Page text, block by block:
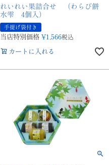
れいれい果詰合せ （わらび餅
水雫 4個入）
手提げ袋付き
当店特別価格 ¥1,566税込
カートに入れる